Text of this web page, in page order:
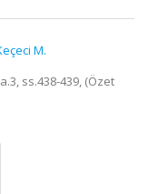
M.
ss.438-439, (Özet